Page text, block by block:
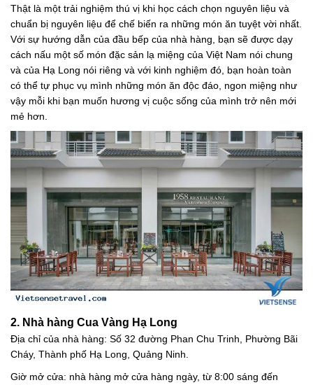
Thật là một trải nghiệm thú vị khi học cách chọn nguyên liệu và
chuẩn bị nguyên liệu để chế biến ra những món ăn tuyệt vời nhất.
Với sự hướng dẫn của đầu bếp của nhà hàng, bạn sẽ được dạy
cách nấu một số món đặc sản lạ miệng của Việt Nam nói chung
và của Hạ Long nói riêng và với kinh nghiệm đó, bạn hoàn toàn
có thể tự phục vụ mình những món ăn độc đáo, ngon miệng như
vậy mỗi khi bạn muốn hương vị cuộc sống của mình trở nên mới
mẻ hơn.
2. Nhà hàng Cua Vàng Hạ Long
Địa chỉ của nhà hàng: Số 32 đường Phan Chu Trinh, Phường Bãi
Cháy, Thành phố Hạ Long, Quảng Ninh.
Giờ mở cửa: nhà hàng mở cửa hàng ngày, từ 8:00 sáng đến